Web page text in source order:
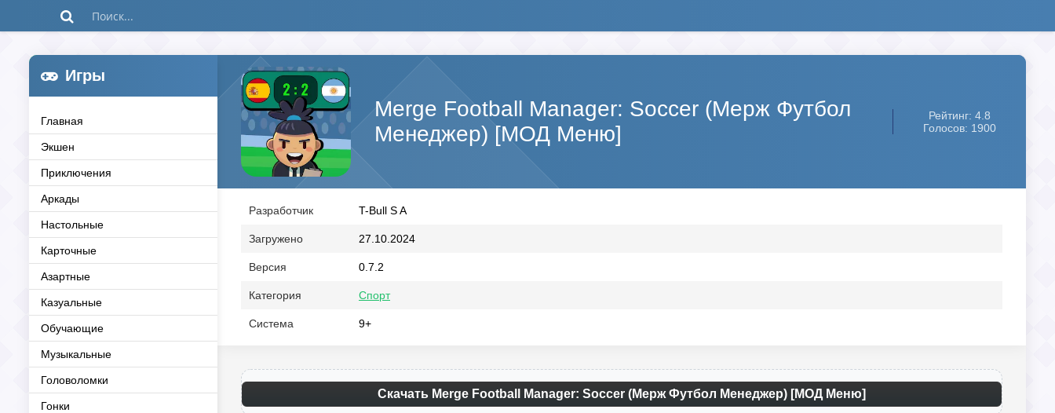
Игры
Главная
Экшен
Приключения
Аркады
Настольные
Карточные
Азартные
Казуальные
Обучающие
Музыкальные
Головоломки
Гонки
Merge Football Manager: Soccer (Мерж Футбол
Менеджер) [МОД Меню]
Рейтинг: 4.8
Голосов: 1900
Разработчик T-Bull S A
Загружено 27.10.2024
Версия 0.7.2
Категория Спорт
Система 9+
Скачать Merge Football Manager: Soccer (Мерж Футбол Менеджер) [МОД Меню]